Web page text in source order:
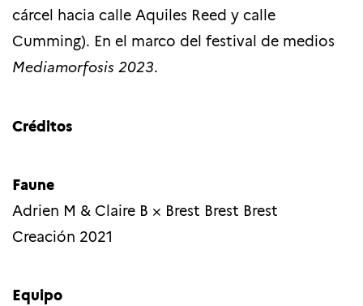
cárcel hacia calle Aquiles Reed y calle
Cumming). En el marco del festival de medios
Mediamorfosis 2023.
Créditos
Faune
Adrien M & Claire B × Brest Brest Brest
Creación 2021
Equipo